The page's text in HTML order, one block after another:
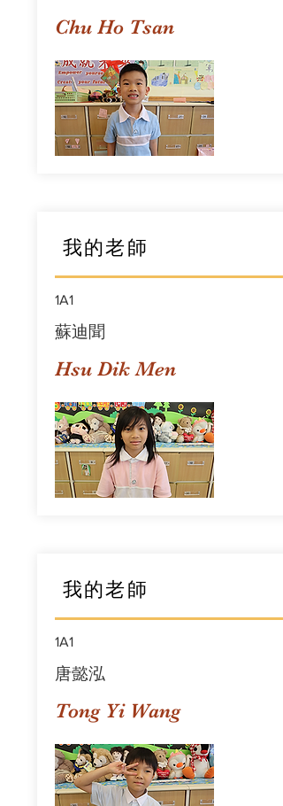
Chu Ho Tsan
我的老師
1A1
蘇迪聞
Hsu Dik Men
我的老師
1A1
唐懿泓
Tong Yi Wang